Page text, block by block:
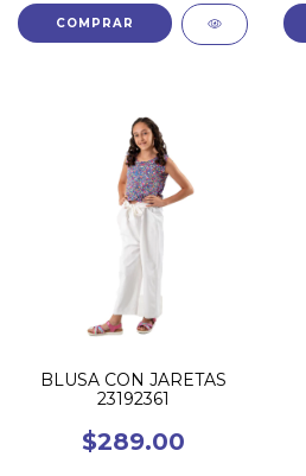
COMPRAR
BLUSA CON JARETAS
23192361
$289.00